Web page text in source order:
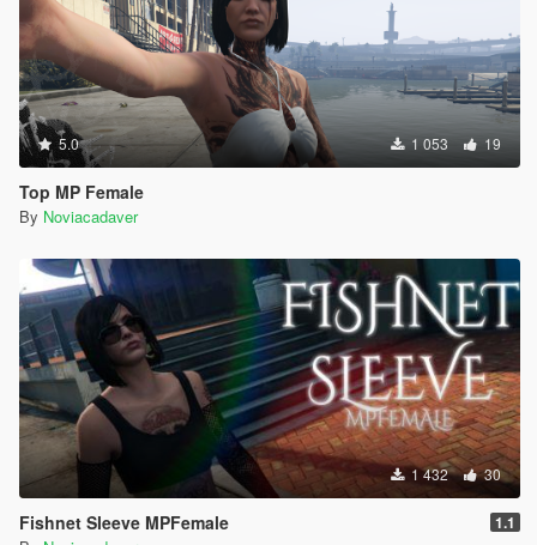
5.0 1 053 19
Top MP Female
By Noviacadaver
1 432 30
Fishnet Sleeve MPFemale 1.1